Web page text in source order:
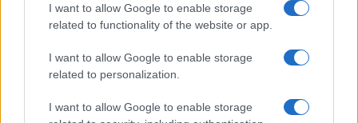
I want to allow Google to enable storage
related to functionality of the website or app.
I want to allow Google to enable storage
related to personalization.
I want to allow Google to enable storage